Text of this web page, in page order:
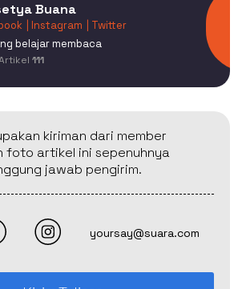
Buana
| Instagram
| Twitter
belajar membaca
111
kiriman dari member
foto artikel ini sepenuhnya
jawab pengirim.
yoursay@suara.com